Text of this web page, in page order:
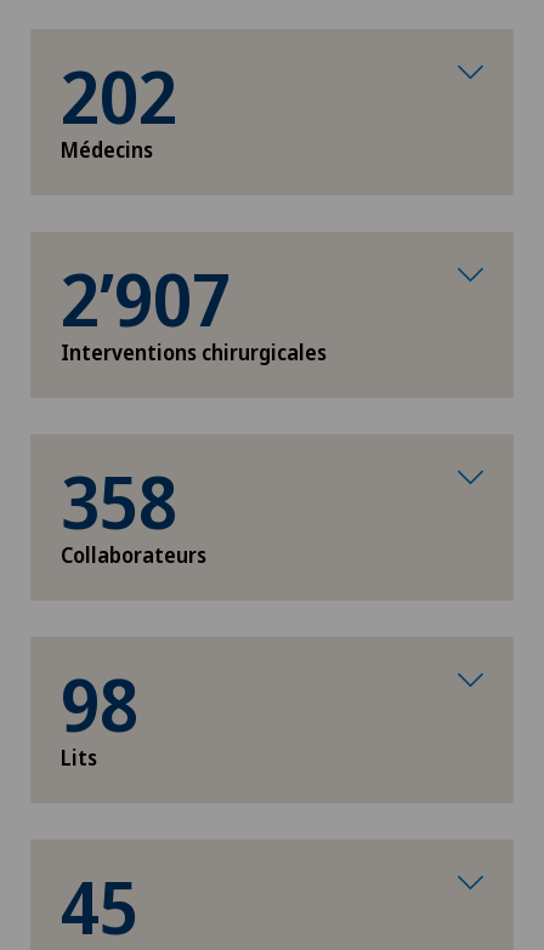
202
Médecins
2’907
Interventions chirurgicales
358
Collaborateurs
98
Lits
45